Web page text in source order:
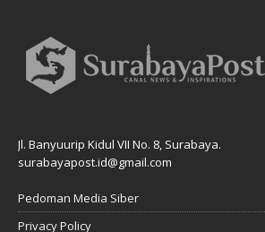
Jl. Banyuurip Kidul VII No. 8, Surabaya.
surabayapost.id@gmail.com
Pedoman Media Siber
Privacy Policy